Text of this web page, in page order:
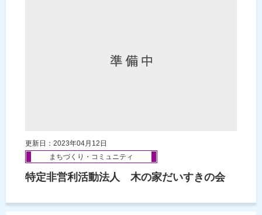
更新日：2023年04月12日
まちづくり・コミュニティ
特定非営利活動法人 木の家だいすきの会